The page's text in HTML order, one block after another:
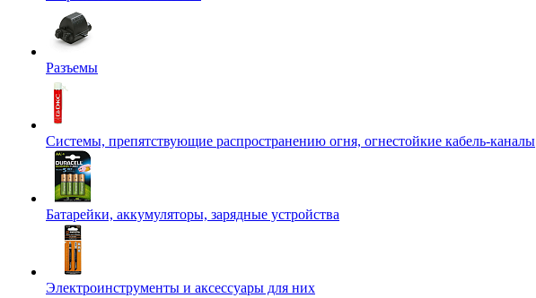
Разъемы
Системы, препятствующие распространению огня, огнестойкие кабель-каналы
Батарейки, аккумуляторы, зарядные устройства
Электроинструменты и аксессуары для них